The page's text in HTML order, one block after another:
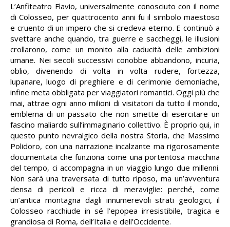
L’Anfiteatro Flavio, universalmente conosciuto con il nome
di Colosseo, per quattrocento anni fu il simbolo maestoso
e cruento di un impero che si credeva eterno. E continuò a
svettare anche quando, tra guerre e saccheggi, le illusioni
crollarono, come un monito alla caducità delle ambizioni
umane. Nei secoli successivi conobbe abbandono, incuria,
oblio, divenendo di volta in volta rudere, fortezza,
lupanare, luogo di preghiere e di cerimonie demoniache,
infine meta obbligata per viaggiatori romantici. Oggi più che
mai, attrae ogni anno milioni di visitatori da tutto il mondo,
emblema di un passato che non smette di esercitare un
fascino maliardo sull’immaginario collettivo. È proprio qui, in
questo punto nevralgico della nostra Storia, che Massimo
Polidoro, con una narrazione incalzante ma rigorosamente
documentata che funziona come una portentosa macchina
del tempo, ci accompagna in un viaggio lungo due millenni.
Non sarà una traversata di tutto riposo, ma un’avventura
densa di pericoli e ricca di meraviglie: perché, come
un’antica montagna dagli innumerevoli strati geologici, il
Colosseo racchiude in sé l’epopea irresistibile, tragica e
grandiosa di Roma, dell’Italia e dell’Occidente.